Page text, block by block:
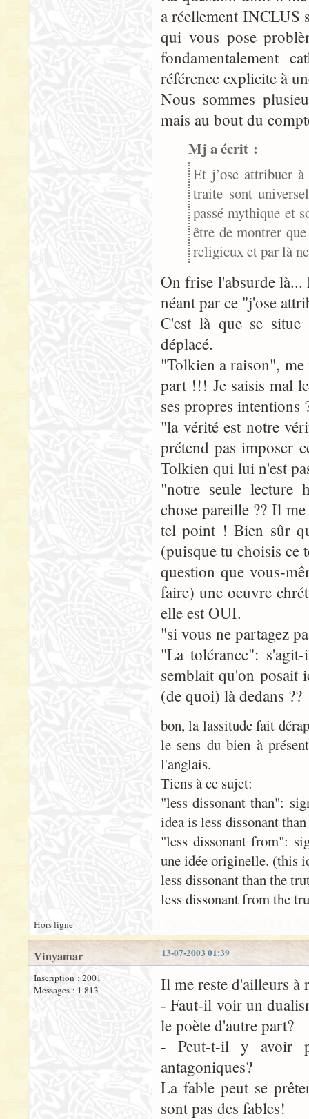
a réellement INCLUS
qui vous pose
fondamentalement
référence explicite à
Nous sommes
mais au bout du
Mj a écrit :
Et j’ose attribuer
traite sont
passé mythique et
être de montrer
religieux et par là
On frise l'absurde là...
néant par ce "j'ose
C'est là que se
déplacé.
"Tolkien a raison", me
part !!! Je saisis mal
ses propres intentions
"la vérité est notre
prétend pas imposer
Tolkien qui lui n'est
"notre seule lecture
chose pareille ?? Il
tel point ! Bien sûr
(puisque tu choisis ce
question que vous-
faire) une oeuvre
elle est OUI.
"si vous ne partagez
"La tolérance":
semblait qu'on posait
(de quoi) là dedans ??
bon, la lassitude fait
le sens du bien à
l'anglais.
Tiens à ce sujet:
"less dissonant than":
idea is less dissonant
"less dissonant from":
une idée originelle. (this
less dissonant than the
less dissonant from the
Hors ligne
13-07-2003 01:39
Vinyamar
Inscription : 2001
Messages : 1 813
Il me reste d'ailleurs à
- Faut-il voir un
le poète d'autre part?
- Peut-t-il y avoir
antagoniques?
La fable peut se
sont pas des fables!